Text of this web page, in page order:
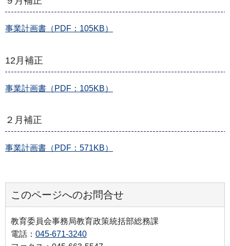
事業計画書（PDF：105KB）
12月補正
事業計画書（PDF：105KB）
２月補正
事業計画書（PDF：571KB）
このページへのお問合せ
教育委員会事務局教育政策統括部総務課
電話： 045-671-3240